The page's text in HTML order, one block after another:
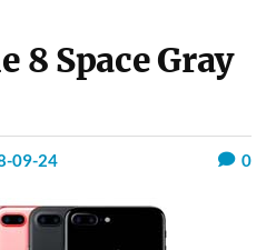
8 Space Gray
09-24 0